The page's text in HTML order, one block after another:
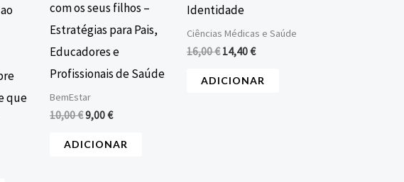
que
com os seus filhos –
Estratégias para Pais,
Educadores e
Profissionais de Saúde
BemEstar
10,00€9,00€
ADICIONAR
Identidade
Ciências Médicas e Saúde
16,00€ 14,40€
ADICIONAR